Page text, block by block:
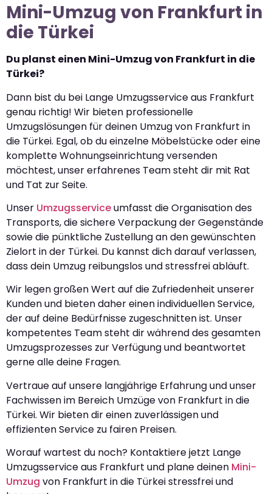
Mini-Umzug von Frankfurt in
die Türkei
Du planst einen Mini-Umzug von Frankfurt in die
Türkei?
Dann bist du bei Lange Umzugsservice aus Frankfurt
genau richtig! Wir bieten professionelle
Umzugslösungen für deinen Umzug von Frankfurt in
die Türkei. Egal, ob du einzelne Möbelstücke oder eine
komplette Wohnungseinrichtung versenden
möchtest, unser erfahrenes Team steht dir mit Rat
und Tat zur Seite.
Unser Umzugsserviceumfasst die Organisation des
Transports, die sichere Verpackung der Gegenstände
sowie die pünktliche Zustellung an den gewünschten
Zielort in der Türkei. Du kannst dich darauf verlassen,
dass dein Umzug reibungslos und stressfrei abläuft.
Wir legen großen Wert auf die Zufriedenheit unserer
Kunden und bieten daher einen individuellen Service,
der auf deine Bedürfnisse zugeschnitten ist. Unser
kompetentes Team steht dir während des gesamten
Umzugsprozesses zur Verfügung und beantwortet
gerne alle deine Fragen.
Vertraue auf unsere langjährige Erfahrung und unser
Fachwissen im Bereich Umzüge von Frankfurt in die
Türkei. Wir bieten dir einen zuverlässigen und
effizienten Service zu fairen Preisen.
Worauf wartest du noch? Kontaktiere jetzt Lange
Umzugsservice aus Frankfurt und plane deinen Mini-
Umzug von Frankfurt in die Türkei stressfrei und